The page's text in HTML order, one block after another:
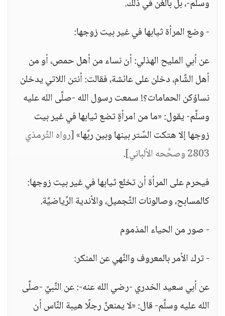
وسلَّم-، بل بالغن في ذلك.
- وضع المرأة ثيابها في غير بيت زوجها:
عن أبي المليح الهذلي: أن نساء من أهل حمص، أو من
أهل الشَّام، دخلن على عائشة، فقالت: أنتن اللاتي يدخلن
نساؤكن الحمامات؟! سمعت رسول الله -صلَّى الله عليه
وسلَّم- يقول: «ما من امرأةٍ تضع ثيابها في غير بيت
زوجها إلا هتكت السِّتر بينها وبين ربِّها»[رواه التِّرمذي
2803 وصحَّحه الألباني]
.
فيحرم على المرأة أن تخلع ثيابها في غير بيت زوجها:
كالمسابح، وصالونات التَّجميل، والأندية الرِّياضيَّة.
- صور من الحياء المذموم
- ترك الأمر بالمعروف والنَّهي عن المنكر:
عن أبي سعيد الخدري -رضي الله عنه-: عن النَّبيِّ -صلَّى
الله عليه وسلَّم- قال: «لا يمنعنَّ رجلًا هيبة النَّاس أن